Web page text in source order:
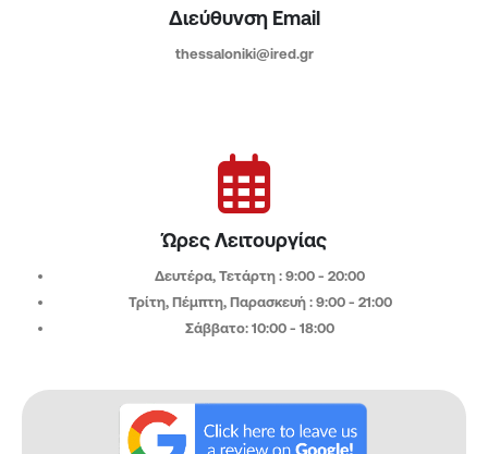
Διεύθυνση Email
thessaloniki@ired.gr
Ώρες Λειτουργίας
Δευτέρα, Τετάρτη : 9:00 - 20:00​
Τρίτη, Πέμπτη, Παρασκευή : 9:00 - 21:00
Σάββατο: 10:00 - 18:00